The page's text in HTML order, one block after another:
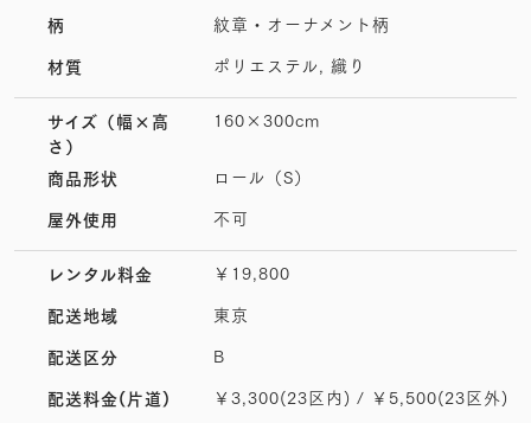
柄 紋章・オーナメント柄
材質 ポリエステル, 織り
サイズ （幅×高
さ）
160×300cm
商品形状 ロール（S）
屋外使用 不可
レンタル料金 ￥19,800
配送地域 東京
配送区分 B
配送料金(片道) ￥3,300(23区内) / ￥5,500(23区外)